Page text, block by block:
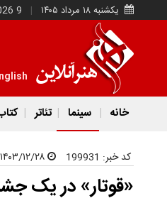
یکشنبه ۱۸ مرداد ۱۴۰۵ 9 August 2026
خانه سینما تئاتر
کد خبر: 199931
«قوتار» در یک